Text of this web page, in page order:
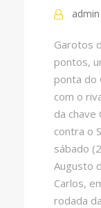
admin
Garotos
pontos,
ponta do
com o
da
contra o
sábado
Augusto
Carlos,
rodada